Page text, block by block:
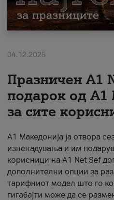
Поддршка
Надополни кредит
За нас
#ПодобарОнлајн
04.12.2025
Празничен A1
подарок од А1
за сите
А1 Македонија ја отвора
изненадувања и им
корисници на A1 Net Sef
дополнителни опции за
тарифниот модел што го
гигабајти може да се